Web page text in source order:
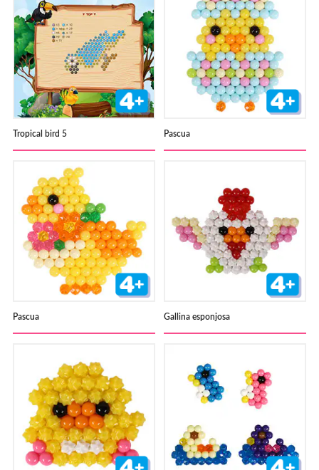
Tropical bird 5 Pascua
Pascua Gallina esponjosa